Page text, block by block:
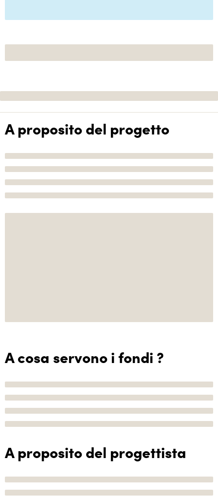
A proposito del progetto
A cosa servono i fondi ?
A proposito del progettista